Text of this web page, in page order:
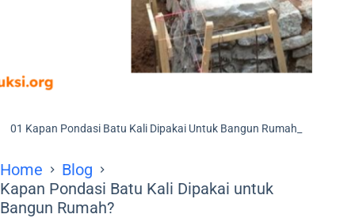
01 Kapan Pondasi Batu Kali Dipakai Untuk Bangun Rumah_
Home
Blog
Kapan Pondasi Batu Kali Dipakai untuk
Bangun Rumah?